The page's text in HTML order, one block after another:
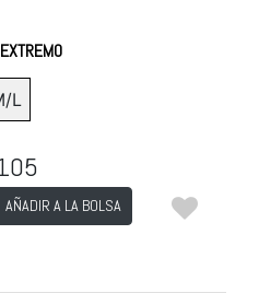
L
AÑADIR A LA BOLSA